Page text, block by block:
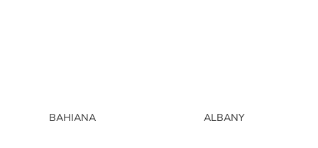
BAHIANA ALBANY